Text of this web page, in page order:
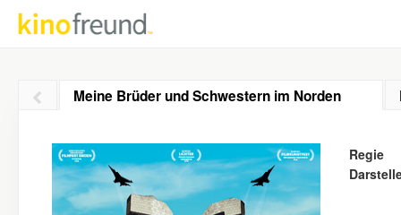
Meine Brüder und Schwestern im Norden
Regie